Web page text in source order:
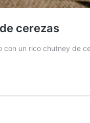
cerezas
con un rico chutney de